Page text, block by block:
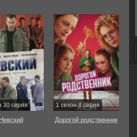
30 серия
Невский
1 сезон 8 серия
Дорогой родственник